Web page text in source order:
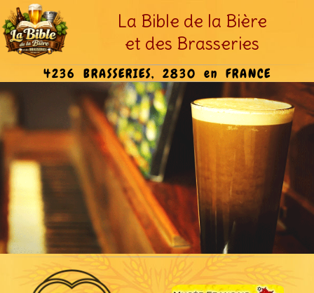
La Bible de la Bière
et des Brasseries
4236 BRASSERIES, 2830 en FRANCE